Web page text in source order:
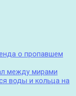
о пропавшем
между мирами
воды и кольца на